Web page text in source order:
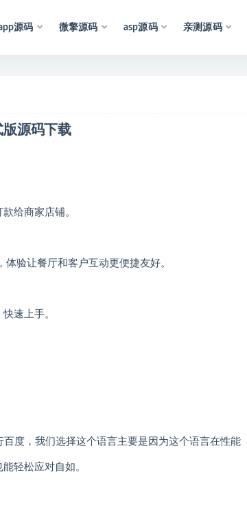
源码 微擎源码 asp源码 亲测源码
源码下载
给商家店铺。
验让餐厅和客户互动更便捷友好。
速上手。
度，我们选择这个语言主要是因为这个语言在性能
轻松应对自如。